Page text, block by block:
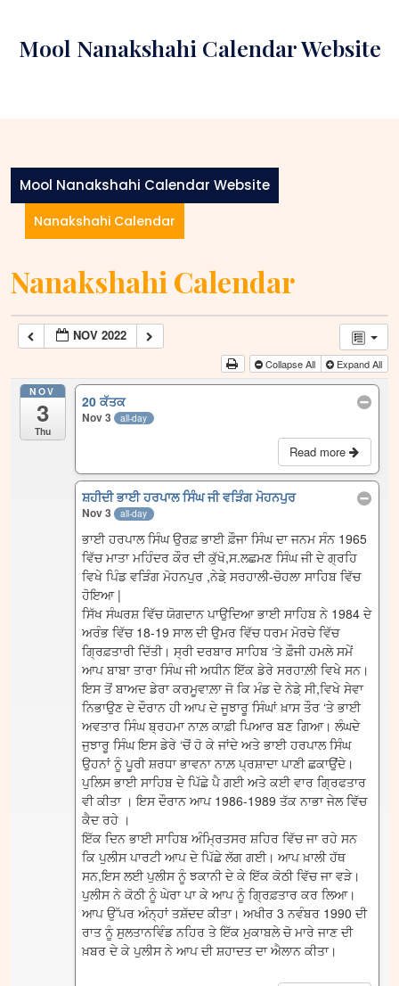
contentMool Nanakshahi Calendar Website
Mool Nanakshahi Calendar Website
Nanakshahi Calendar
Nanakshahi Calendar
NOV 2022
Collapse All Expand All
NOV
3
Thu
20 ਕੱਤਕ
Nov 3 all-day
Read more
ਸ਼ਹੀਦੀ ਭਾਈ ਹਰਪਾਲ ਸਿੰਘ ਜੀ ਵੜਿੰਗ ਮੋਹਨਪੁਰ
Nov 3 all-day
ਭਾਈ ਹਰਪਾਲ ਸਿੰਘ ਉਰਫ਼ ਭਾਈ ਫ਼ੌਜਾ ਸਿੰਘ ਦਾ ਜਨਮ ਸੰਨ 1965
ਵਿੱਚ ਮਾਤਾ ਮਹਿੰਦਰ ਕੌਰ ਦੀ ਕੁੱਖੋ,ਸ.ਲਛਮਣ ਸਿੰਘ ਜੀ ਦੇ ਗ੍ਰਹਿ
ਵਿਖੇ ਪਿੰਡ ਵੜਿੰਗ ਮੋਹਨਪੁਰ ,ਨੇਡ਼ੇ ਸਰਹਾਲੀ-ਚੋਹਲਾ ਸਾਹਿਬ ਵਿੱਚ
ਹੋਇਆ |
ਸਿੱਖ ਸੰਘਰਸ਼ ਵਿੱਚ ਯੋਗਦਾਨ ਪਾਉਦਿਆ ਭਾਈ ਸਾਹਿਬ ਨੇ 1984 ਦੇ
ਅਰੰਭ ਵਿੱਚ 18-19 ਸਾਲ ਦੀ ਉਮਰ ਵਿੱਚ ਧਰਮ ਮੋਰਚੇ ਵਿੱਚ
ਗ੍ਰਿਫ਼ਤਾਰੀ ਦਿੱਤੀ। ਸ੍ਰੀ ਦਰਬਾਰ ਸਾਹਿਬ ‘ਤੇ ਫ਼ੌਜੀ ਹਮਲੇ ਸਮੇਂ
ਆਪ ਬਾਬਾ ਤਾਰਾ ਸਿੰਘ ਜੀ ਅਧੀਨ ਇੱਕ ਡੇਰੇ ਸਰਹਾਲ਼ੀ ਵਿਖੇ ਸਨ।
ਇਸ ਤੋਂ ਬਾਅਦ ਡੇਰਾ ਕਰਮੂਵਾਲ਼ਾ ਜੋ ਕਿ ਮੰਡ ਦੇ ਨੇਡ਼ੇ ਸੀ,ਵਿਖੇ ਸੇਵਾ
ਨਿਭਾਉਣ ਦੇ ਦੌਰਾਨ ਹੀ ਆਪ ਦੇ ਜੂਝਾਰੂ ਸਿੰਘਾਂ ਖ਼ਾਸ ਤੌਰ ‘ਤੇ ਭਾਈ
ਅਵਤਾਰ ਸਿੰਘ ਬ੍ਰਹਮਾ ਨਾਲ਼ ਕਾਫ਼ੀ ਪਿਆਰ ਬਣ ਗਿਆ। ਲੰਘਦੇ
ਜੁਝਾਰੂ ਸਿੰਘ ਇਸ ਡੇਰੇ ‘ਚੋਂ ਹੋ ਕੇ ਜਾਂਦੇ ਅਤੇ ਭਾਈ ਹਰਪਾਲ ਸਿੰਘ
ਉਹਨਾਂ ਨੂੰ ਪੂਰੀ ਸ਼ਰਧਾ ਭਾਵਨਾ ਨਾਲ਼ ਪ੍ਰਸ਼ਾਦਾ ਪਾਣੀ ਛਕਾਉਂਦੇ।
ਪੁਲਿਸ ਭਾਈ ਸਾਹਿਬ ਦੇ ਪਿੱਛੇ ਪੈ ਗਈ ਅਤੇ ਕਈ ਵਾਰ ਗ੍ਰਿਫਤਾਰ
ਵੀ ਕੀਤਾ । ਇਸ ਦੌਰਾਨ ਆਪ 1986-1989 ਤੱਕ ਨਾਭਾ ਜੇਲ ਵਿੱਚ
ਕੈਦ ਰਹੇ ।
ਇੱਕ ਦਿਨ ਭਾਈ ਸਾਹਿਬ ਅੰਮ੍ਰਿਤਸਰ ਸ਼ਹਿਰ ਵਿੱਚ ਜਾ ਰਹੇ ਸਨ
ਕਿ ਪੁਲੀਸ ਪਾਰਟੀ ਆਪ ਦੇ ਪਿੱਛੇ ਲੱਗ ਗਈ। ਆਪ ਖ਼ਾਲੀ ਹੱਥ
ਸਨ,ਇਸ ਲਈ ਪੁਲੀਸ ਨੂੰ ਝਕਾਨੀ ਦੇ ਕੇ ਇੱਕ ਕੋਠੀ ਵਿੱਚ ਜਾ ਵੜੇ।
ਪੁਲੀਸ ਨੇ ਕੋਠੀ ਨੂੰ ਘੇਰਾ ਪਾ ਕੇ ਆਪ ਨੂੰ ਗ੍ਰਿਫ਼ਤਾਰ ਕਰ ਲਿਆ।
ਆਪ ਉੱਪਰ ਅੰਨ੍ਹਾਂ ਤਸ਼ੱਦਦ ਕੀਤਾ। ਅਖੀਰ 3 ਨਵੰਬਰ 1990 ਦੀ
ਰਾਤ ਨੂੰ ਸੁਲਤਾਨਵਿੰਡ ਨਹਿਰ ਤੇ ਇੱਕ ਮੁਕਾਬਲੇ ਚੋ ਮਾਰੇ ਜਾਣ ਦੀ
ਖ਼ਬਰ ਦੇ ਕੇ ਪੁਲੀਸ ਨੇ ਆਪ ਦੀ ਸ਼ਹਾਦਤ ਦਾ ਐਲਾਨ ਕੀਤਾ।